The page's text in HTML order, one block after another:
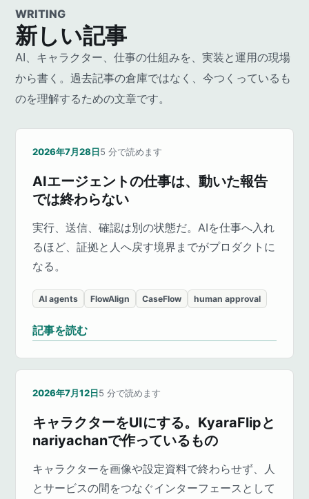
WRITING
新しい記事
AI、キャラクター、仕事の仕組みを、実装と運用の現場
から書く。過去記事の倉庫ではなく、今つくっているも
のを理解するための文章です。
2026年7月28日5 分で読めます
AIエージェントの仕事は、動いた報告
では終わらない
実行、送信、確認は別の状態だ。AIを仕事へ入れ
るほど、証拠と人へ戻す境界までがプロダクトに
なる。
AI agents FlowAlign CaseFlow human approval
記事を読む
2026年7月12日5 分で読めます
キャラクターをUIにする。KyaraFlipと
nariyachanで作っているもの
キャラクターを画像や設定資料で終わらせず、人
とサービスの間をつなぐインターフェースとして